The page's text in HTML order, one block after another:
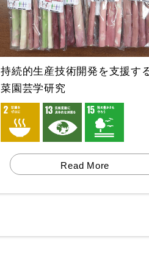
持続的生産技術開発を支援す
菜園芸学研究
Read More